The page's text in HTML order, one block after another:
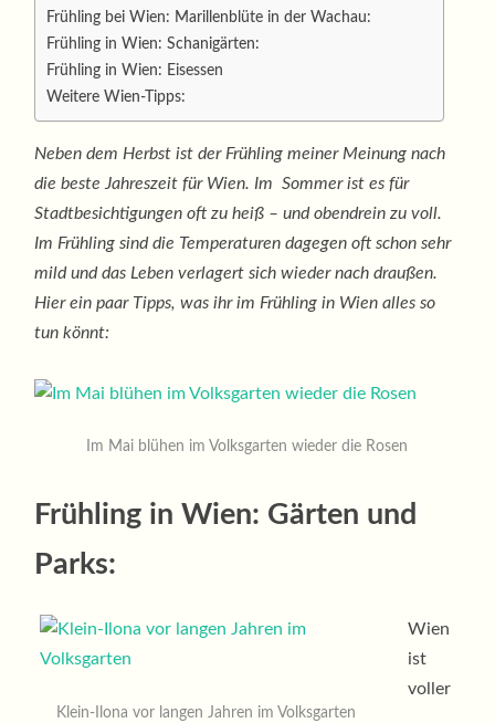
Frühling bei Wien: Marillenblüte in der Wachau:
Frühling in Wien: Schanigärten:
Frühling in Wien: Eisessen
Weitere Wien-Tipps:
Neben dem Herbst ist der Frühling meiner Meinung nach
die beste Jahreszeit für Wien. Im Sommer ist es für
Stadtbesichtigungen oft zu heiß – und obendrein zu voll.
Im Frühling sind die Temperaturen dagegen oft schon sehr
mild und das Leben verlagert sich wieder nach draußen.
Hier ein paar Tipps, was ihr im Frühling in Wien alles so
tun könnt:
Im Mai blühen im Volksgarten wieder die Rosen
Frühling in Wien: Gärten und
Parks:
Klein-Ilona vor langen Jahren im Volksgarten
Wien
ist
voller